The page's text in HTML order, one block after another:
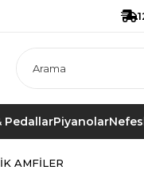
PedallarPiyanolar
AMFILER